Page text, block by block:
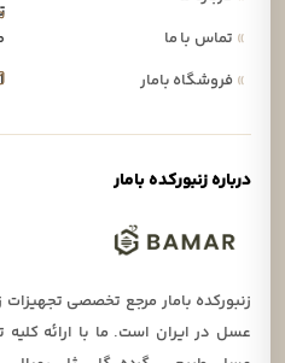
»تماس با ما
»فروشگاه بامار
درباره زنبورکده بامار
زنبورکده بامار مرجع تخصصی تجهیزات
عسل در ایران است. ما با ارائه کلیه